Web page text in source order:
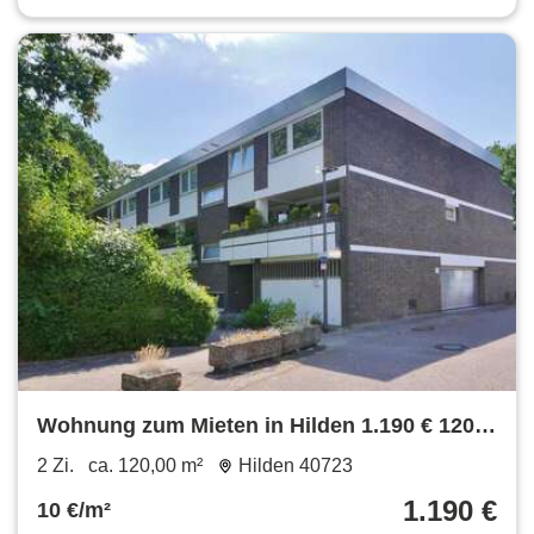
Wohnung zum Mieten in Hilden 1.190 € 120
m²
2 Zi. ca. 120,00 m² Hilden 40723
10 €/m² 1.190 €